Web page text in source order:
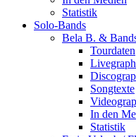
Statistik
Solo-Bands
Bela B. &
Tourdaten
Songtexte
In den
Statistik